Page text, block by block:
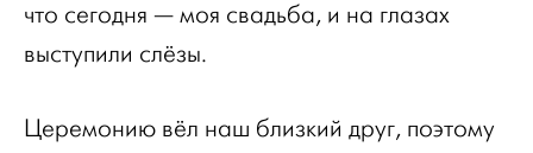
что сегодня — моя свадьба, и на глазах
выступили слёзы.
Церемонию вёл наш близкий друг, поэтому